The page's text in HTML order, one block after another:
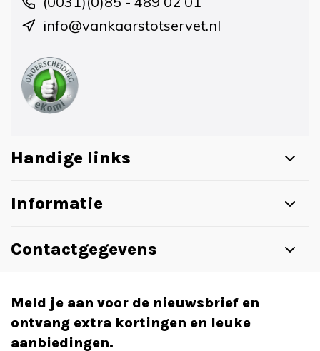
info@vankaarstotservet.nl
Handige links
Informatie
Contactgegevens
Meld je aan voor de nieuwsbrief en
ontvang extra kortingen en leuke
aanbiedingen.